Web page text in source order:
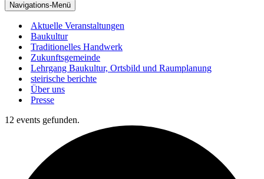
Navigations-Menü
Aktuelle Veranstaltungen
Baukultur
Traditionelles Handwerk
Zukunftsgemeinde
Lehrgang Baukultur, Ortsbild und Raumplanung
steirische berichte
Über uns
Presse
12 events gefunden.